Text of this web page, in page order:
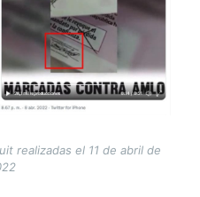
realizadas el 11 de abril de